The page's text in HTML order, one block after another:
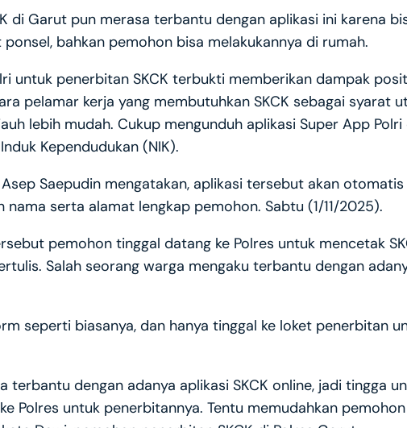
di Garut pun merasa terbantu dengan aplikasi ini karena
bahkan pemohon bisa melakukannya di rumah.
untuk penerbitan SKCK terbukti memberikan dampak
pelamar kerja yang membutuhkan SKCK sebagai syarat
lebih mudah. Cukup mengunduh aplikasi Super App Polri
Kependudukan (NIK).
Saepudin mengatakan, aplikasi tersebut akan otomatis
serta alamat lengkap pemohon. Sabtu (1/11/2025).
pemohon tinggal datang ke Polres untuk mencetak
Salah seorang warga mengaku terbantu dengan
seperti biasanya, dan hanya tinggal ke loket penerbitan
terbantu dengan adanya aplikasi SKCK online, jadi tingga
Polres untuk penerbitannya. Tentu memudahkan pemohon